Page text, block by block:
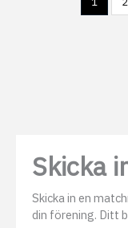
Skicka
Skicka in en
din förening. Ditt